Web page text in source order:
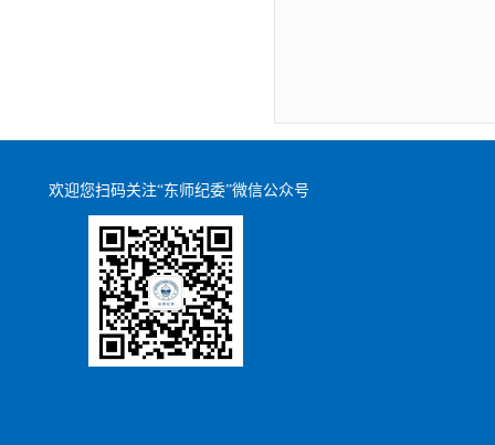
欢迎您扫码关注“东师纪委”微信公众号